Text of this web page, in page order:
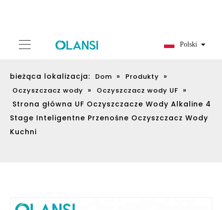
Polski
bieżąca lokalizacja: Dom » Produkty »
Oczyszczacz wody » Oczyszczacz wody UF »
Strona główna UF Oczyszczacze Wody Alkaline 4
Stage Inteligentne Przenośne Oczyszczacz Wody
Kuchni